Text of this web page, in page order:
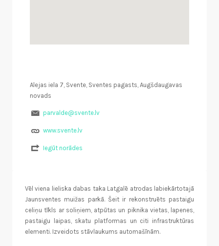
Alejas iela 7, Svente, Sventes pagasts, Augšdaugavas
novads
parvalde@svente.lv
www.svente.lv
Iegūt norādes
Vēl viena lieliska dabas taka Latgalē atrodas labiekārtotajā
Jaunsventes muižas parkā. Šeit ir rekonstruēts pastaigu
celiņu tīkls ar soliņiem, atpūtas un piknika vietas, lapenes,
pastaigu laipas, skatu platformas un citi infrastruktūras
elementi. Izveidots stāvlaukums automašīnām.